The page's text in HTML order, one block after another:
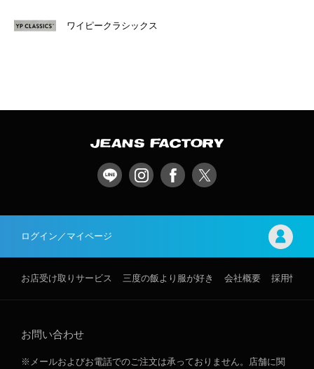
ワイピークラシックス
ログイン／マイページ
お店受け取りサービス 三度の飯より服が好き 会社概要 採用情報
お問い合わせ
※メールおよびお電話でのご注文は承っておりません。店舗に関